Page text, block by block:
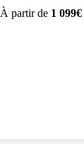
À partir de 1 099€